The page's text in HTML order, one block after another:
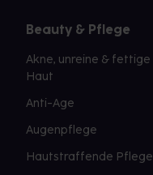
Beauty & Pflege
Akne, unreine & fettige
Haut
Anti-Age
Augenpflege
Hautstraffende Pflege